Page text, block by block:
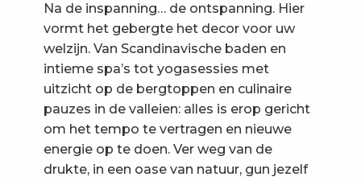
Na de inspanning… de ontspanning. Hier
vormt het gebergte het decor voor uw
welzijn. Van Scandinavische baden en
intieme spa’s tot yogasessies met
uitzicht op de bergtoppen en culinaire
pauzes in de valleien: alles is erop gericht
om het tempo te vertragen en nieuwe
energie op te doen. Ver weg van de
drukte, in een oase van natuur, gun jezelf